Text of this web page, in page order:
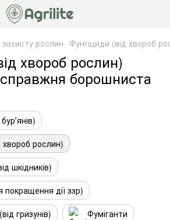
рослин Фунгіциди (від хвороб
хвороб рослин)
борошниста
хвороб рослин)
шкідників)
покращення дії ззр)
гризунів)
Фуміганти